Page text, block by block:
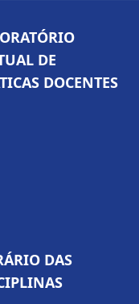
DE
DOCENTES
DAS